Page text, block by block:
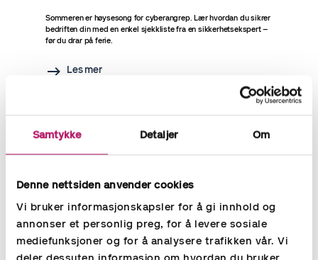
Samtykke Detaljer Om
Denne nettsiden anvender cookies
Vi bruker informasjonskapsler for å gi innhold og
annonser et personlig preg, for å levere sosiale
mediefunksjoner og for å analysere trafikken vår. Vi
Sommeren er høysesong for cyberangrep. Lær hvordan du sikrer
bedriften din med en enkel sjekkliste fra en sikkerhetsekspert –
før du drar på ferie.
Les mer